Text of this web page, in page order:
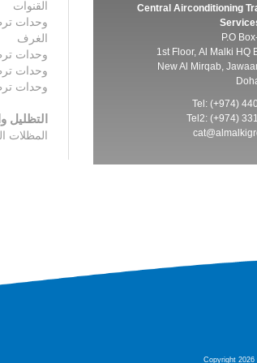
Central Airconditioning
P.O
1st Floor, Al Malki HQ
New Al Mirqab,
Tel: (+974)
Tel2: (+974)
القنوات
وحدات
الغرف
وحدات
وحدات
وحدات
التظليل
المظلات
Copyright 2026